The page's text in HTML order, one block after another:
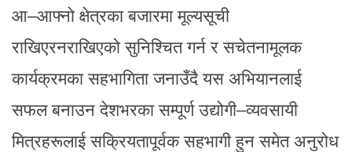
आ–आफ्नो क्षेत्रका बजारमा मूल्यसूची
राखिएरनराखिएको सुनिश्चित गर्न र सचेतनामूलक
कार्यक्रमका सहभागिता जनाउँदै यस अभियानलाई
सफल बनाउन देशभरका सम्पूर्ण उद्योगी–व्यवसायी
मित्रहरूलाई सक्रियतापूर्वक सहभागी हुन समेत अनुरोध